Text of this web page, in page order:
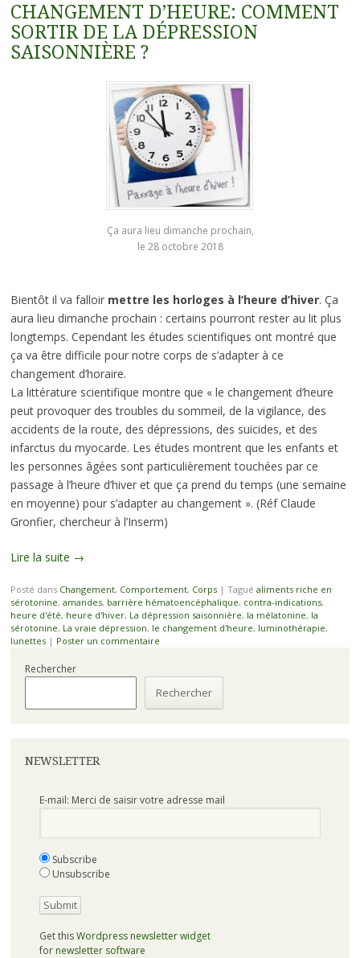
CHANGEMENT D’HEURE: COMMENT
SORTIR DE LA DÉPRESSION
SAISONNIÈRE ?
Ça aura lieu dimanche prochain,
le 28 octobre 2018
Bientôt il va falloir mettre les horloges à l’heure d’hiver. Ça
aura lieu dimanche prochain : certains pourront rester au lit plus
longtemps. Cependant les études scientifiques ont montré que
ça va être difficile pour notre corps de s’adapter à ce
changement d’horaire.
La littérature scientifique montre que « le changement d’heure
peut provoquer des troubles du sommeil, de la vigilance, des
accidents de la route, des dépressions, des suicides, et des
infarctus du myocarde. Les études montrent que les enfants et
les personnes âgées sont particulièrement touchées par ce
passage à l’heure d’hiver et que ça prend du temps (une semaine
en moyenne) pour s’adapter au changement ». (Réf Claude
Gronfier, chercheur à l’Inserm)
Lire la suite →
Posté dans Changement, Comportement, Corps | Tagué aliments riche en
sérotonine, amandes, barrière hématoencéphalique, contra-indications,
heure d'été, heure d'hiver, La dépression saisonnière, la mélatonine, la
sérotonine, La vraie dépression, le changement d'heure, luminothérapie,
lunettes | Poster un commentaire
Rechercher
Rechercher
NEWSLETTER
E-mail: Merci de saisir votre adresse mail
Subscribe
Unsubscribe
Get thisWordpress newsletter widget
for newsletter software